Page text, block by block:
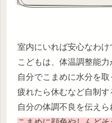
室内にいれば安心なわけ
こどもは、体温調整能力
自分でこまめに水分を取
疲れたら休むなど自制す
自分の体調不良を伝えら